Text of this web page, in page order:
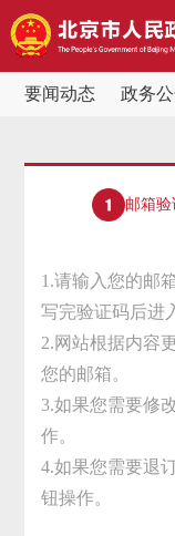
要闻动态 政务
要闻动态
北京要闻
各区热点
政务公开
市领导
政策兑现
邮箱验
1.请输入您的邮
写完验证码后进
2.网站根据内容
您的邮箱。
3.如果您需要修
作。
4.如果您需要退
钮操作。